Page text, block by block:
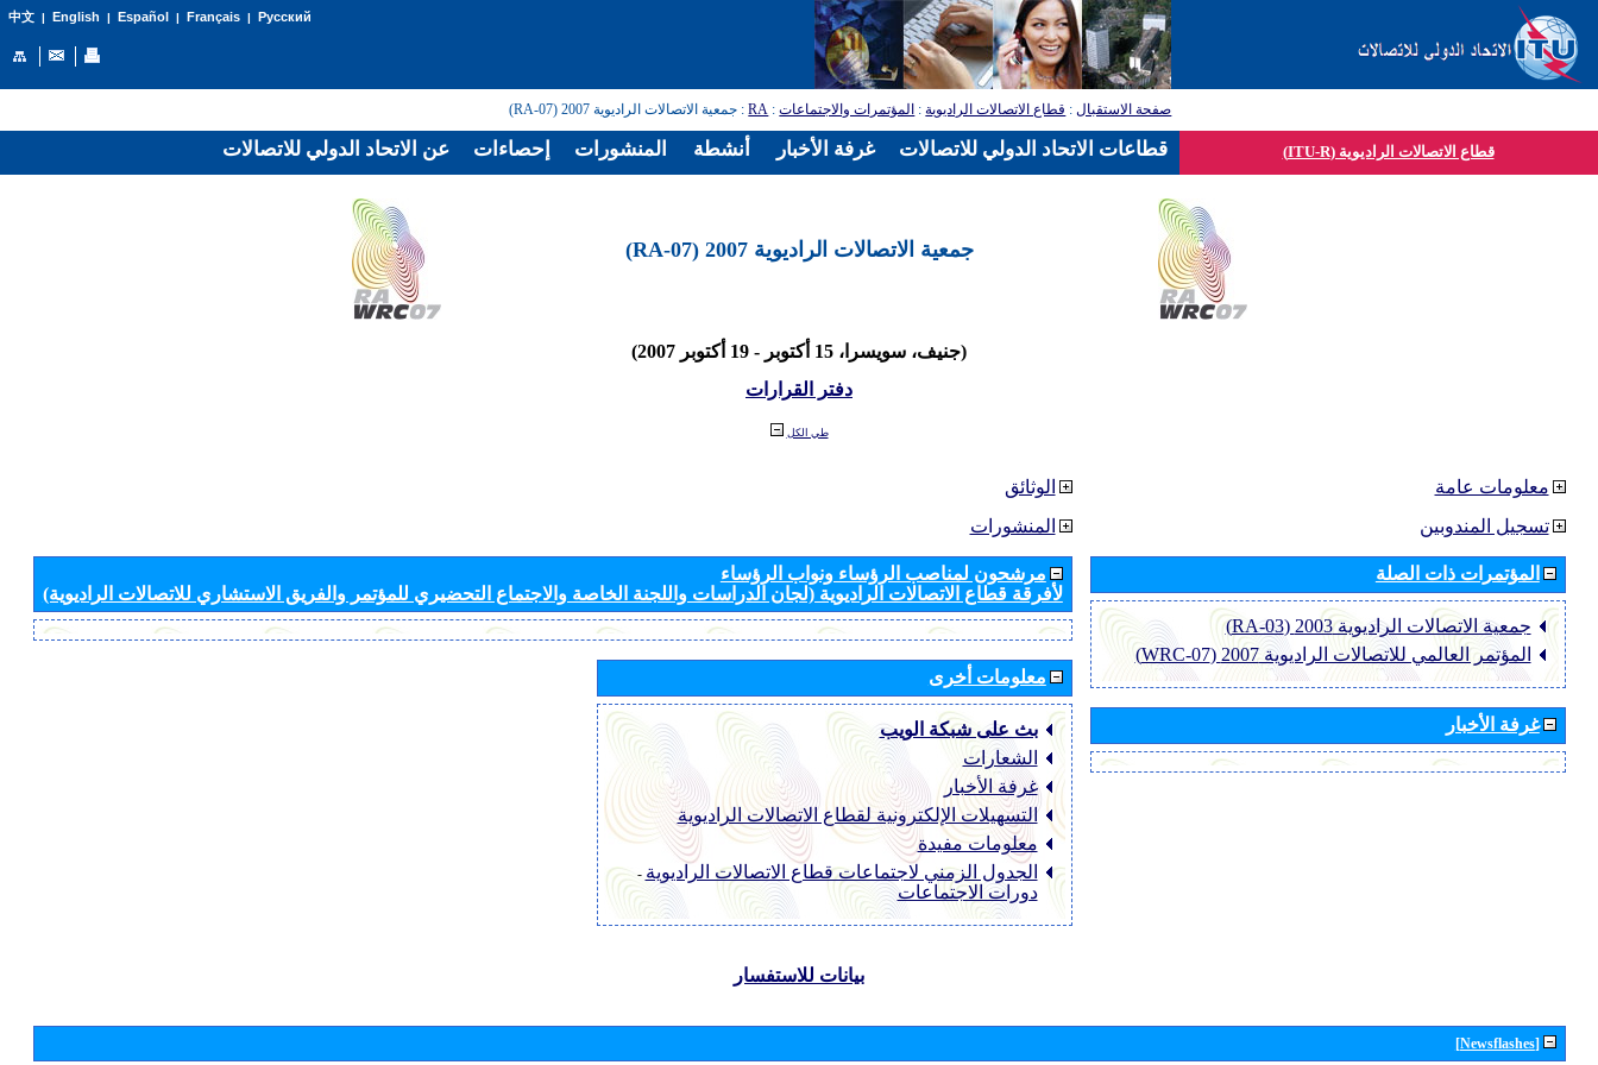
中文| English | Español | Français| Русский
صفحة الاستقبال: قطاع الاتصالات الراديوية: المؤتمرات والاجتماعات:
RA: جمعية الاتصالات الراديوية 2007 (RA-07)
قطاع الاتصالات الراديوية (ITU-R)
جمعية الاتصالات الراديوية 2007 (RA-07)
(جنيف، سويسرا، 15 أكتوبر - 19 أكتوبر 2007)
دفتر القرارات
طي الكل
الوثائق
المنشورات
مرشحون لمناصب الرؤساء ونواب الرؤساء
لأفرقة قطاع الاتصالات الراديوية (لجان الدراسات واللجنة الخاصة والاجتماع التحضيري للمؤتمر والفريق الاستشاري للاتصالات الراديوية)
معلومات أخرى
بث على شبكة الويب
الشعارات
غرفة الأخبار
التسهيلات الإلكترونية لقطاع الاتصالات الراديوية
معلومات مفيدة
الجدول الزمني لاجتماعات قطاع الاتصالات الراديوية -
دورات الاجتماعات
معلومات عامة
تسجيل المندوبين
المؤتمرات ذات الصلة
جمعية الاتصالات الراديوية 2003 (RA-03)
المؤتمر العالمي للاتصالات الراديوية 2007 (WRC-07)
غرفة الأخبار
بيانات للاستفسار
[Newsflashes]
عن الاتحاد الدولي للاتصالات إحصاءات المنشورات أنشطة غرفة الأخبار قطاعات الاتحاد الدولي للاتصالات